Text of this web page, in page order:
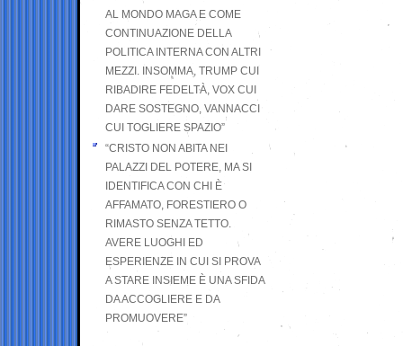
AL MONDO MAGA E COME
CONTINUAZIONE DELLA
POLITICA INTERNA CON ALTRI
MEZZI. INSOMMA, TRUMP CUI
RIBADIRE FEDELTÀ, VOX CUI
DARE SOSTEGNO, VANNACCI
CUI TOGLIERE SPAZIO”
“CRISTO NON ABITA NEI
PALAZZI DEL POTERE, MA SI
IDENTIFICA CON CHI È
AFFAMATO, FORESTIERO O
RIMASTO SENZA TETTO.
AVERE LUOGHI ED
ESPERIENZE IN CUI SI PROVA
A STARE INSIEME È UNA SFIDA
DA ACCOGLIERE E DA
PROMUOVERE”